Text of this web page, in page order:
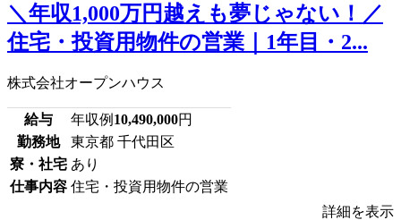
＼年収1,000万円越えも夢じゃない！／
住宅・投資用物件の営業｜1年目・2...
株式会社オープンハウス
給与 年収例 10,490,000円
勤務地
東京都 千代田区
寮・社宅 あり
仕事内容 住宅・投資用物件の営業
詳細を表示